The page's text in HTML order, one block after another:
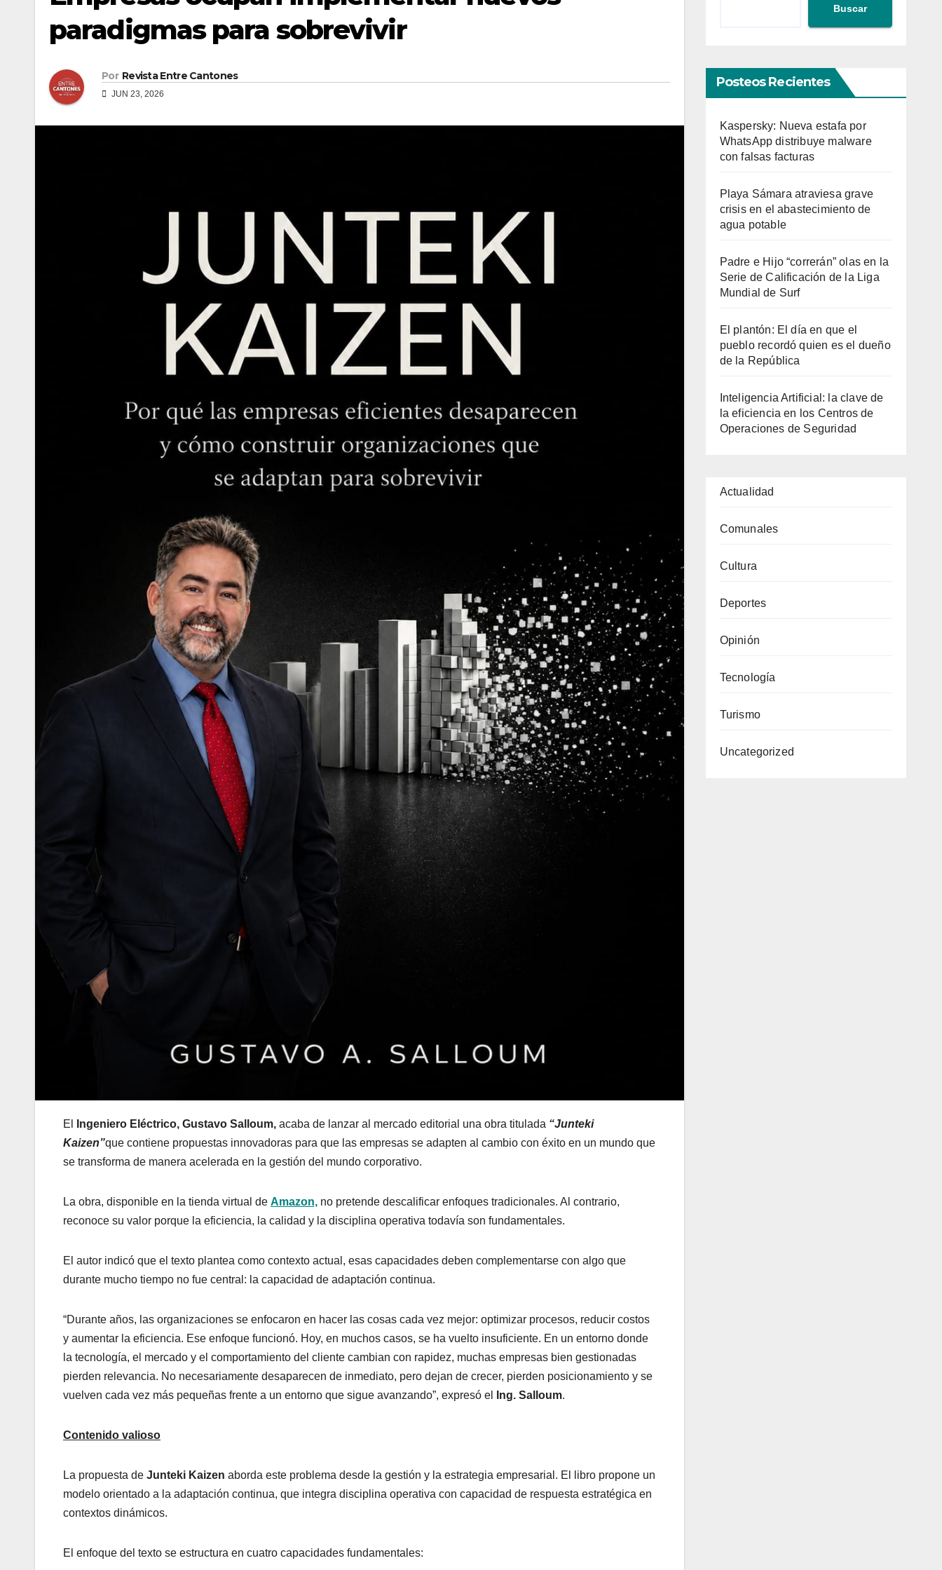
paradigmas para sobrevivir
Por Revista Entre Cantones
JUN 23, 2026
El Ingeniero Eléctrico, Gustavo Salloum, acaba de lanzar al mercado editorial una obra titulada “Junteki
Kaizen”que contiene propuestas innovadoras para que las empresas se adapten al cambio con éxito en un mundo que
se transforma de manera acelerada en la gestión del mundo corporativo.
La obra, disponible en la tienda virtual de Amazon, no pretende descalificar enfoques tradicionales. Al contrario,
reconoce su valor porque la eficiencia, la calidad y la disciplina operativa todavía son fundamentales.
El autor indicó que el texto plantea como contexto actual, esas capacidades deben complementarse con algo que
durante mucho tiempo no fue central: la capacidad de adaptación continua.
“Durante años, las organizaciones se enfocaron en hacer las cosas cada vez mejor: optimizar procesos, reducir costos
y aumentar la eficiencia. Ese enfoque funcionó. Hoy, en muchos casos, se ha vuelto insuficiente. En un entorno donde
la tecnología, el mercado y el comportamiento del cliente cambian con rapidez, muchas empresas bien gestionadas
pierden relevancia. No necesariamente desaparecen de inmediato, pero dejan de crecer, pierden posicionamiento y se
vuelven cada vez más pequeñas frente a un entorno que sigue avanzando”, expresó el
Ing. Salloum.
Contenido valioso
La propuesta de Junteki Kaizen aborda este problema desde la gestión y la estrategia empresarial. El libro propone un
modelo orientado a la adaptación continua, que integra disciplina operativa con capacidad de respuesta estratégica en
contextos dinámicos.
El enfoque del texto se estructura en cuatro capacidades fundamentales:
Buscar
Posteos Recientes
Kaspersky: Nueva estafa por
WhatsApp distribuye malware
con falsas facturas
Playa Sámara atraviesa grave
crisis en el abastecimiento de
agua potable
Padre e Hijo “correrán” olas en la
Serie de Calificación de la Liga
Mundial de Surf
El plantón: El día en que el
pueblo recordó quien es el dueño
de la República
Inteligencia Artificial: la clave de
la eficiencia en los Centros de
Operaciones de Seguridad
Actualidad
Comunales
Cultura
Deportes
Opinión
Tecnología
Turismo
Uncategorized